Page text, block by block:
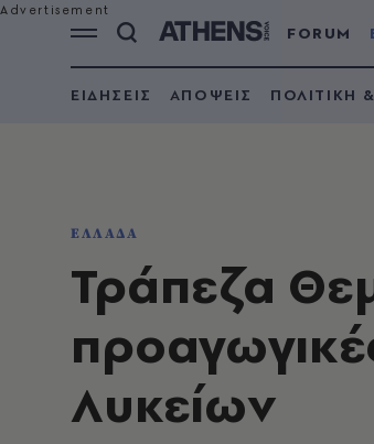
FORUM
ΕΙΔΗΣΕΙΣ ΑΠΟΨΕΙΣ ΠΟΛΙΤΙΚΗ
ΕΛΛΑΔΑ
Τράπεζα
Λυκείων